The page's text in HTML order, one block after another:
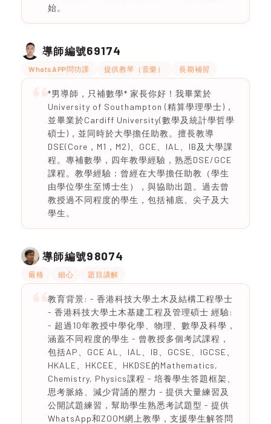
始。
導師編號69174
WhatsAPP問功課 提供教琴（音樂） 長期補習
*男導師，只補數學* 家長你好！我畢業於
University of Southampton (精算學理學士)，
並畢業於Cardiff University(數學及統計學哲學
碩士)，並同時於大學擔任助教。擅長教導
DSE(Core，M1，M2)、GCE、IAL、IB及大學課
程。專補數學，四年教學經驗，熟悉DSE/GCE
課程。教學經驗：曾經在大學擔任助教（學生
由學位學生至博士生），與協助出題。過去曾
教授過不同程度的學生，包括補底、尖子及大
學生。
導師編號98074
嚴格 細心 題目講解
教育背景: - 香港科技大學土木及結構工程學士
- 香港科技大學土木基建工程及管理碩士 經驗:
- 超過10年教授中學化學、物理、數學及科學，
涵蓋不同程度的學生 - 曾教授多個考試課程，
包括AP、GCE AL、IAL、IB、GCSE、IGCSE、
HKALE、HKCEE、HKDSE的Mathematics,
Chemistry, Physics課程 - 培養學生答題框架、
思考脈絡、減少背誦的壓力 - 提供大量練習及
公開試題練習，幫助學生熟悉考試題型 - 提供
WhatsApp和ZOOM網上教學，支援學生解答問